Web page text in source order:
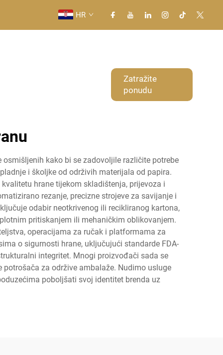
HR
Zatražite
ponudu
kako bi se zadovoljile različite potrebe
i školjke od održivih materijala od papira.
hrane tijekom skladištenja, prijevoza i
rezanje, precizne strojeve za savijanje i
odabir neotkrivenog ili recikliranog kartona,
pritiskanjem ili mehaničkim oblikovanjem.
operacijama za ručak i platformama za
o sigurnosti hrane, uključujući standarde FDA-
integritet. Mnogi proizvođači sada se
za održive ambalaže. Nudimo usluge
poboljšati svoj identitet brenda uz